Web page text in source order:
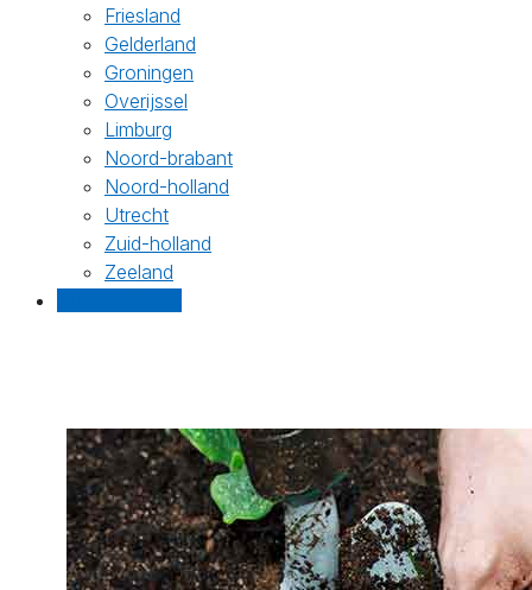
Friesland
Gelderland
Groningen
Overijssel
Limburg
Noord-brabant
Noord-holland
Utrecht
Zuid-holland
Zeeland